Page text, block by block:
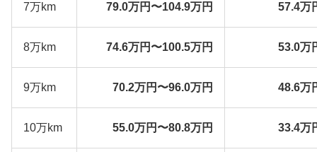
7万km 79.0万円〜104.9万円 57.4万
8万km 74.6万円〜100.5万円 53.0万
9万km 70.2万円〜96.0万円 48.6万
10万km 55.0万円〜80.8万円 33.4万